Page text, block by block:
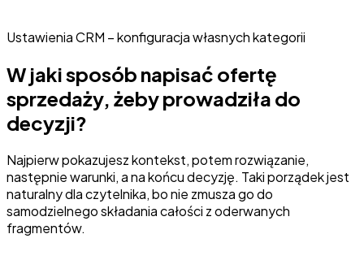
Ustawienia CRM – konfiguracja własnych kategorii
W jaki sposób napisać ofertę
sprzedaży, żeby prowadziła do
decyzji?
Najpierw pokazujesz kontekst, potem rozwiązanie,
następnie warunki, a na końcu decyzję. Taki porządek jest
naturalny dla czytelnika, bo nie zmusza go do
samodzielnego składania całości z oderwanych
fragmentów.